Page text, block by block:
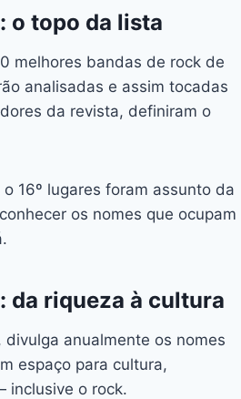
o topo da lista
melhores bandas de rock de
analisadas e assim tocadas
da revista, definiram o
16º lugares foram assunto da
os nomes que ocupam
da riqueza à cultura
anualmente os nomes
espaço para cultura,
inclusive o rock.